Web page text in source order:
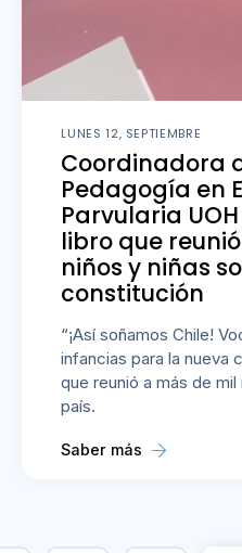
LUNES 12, SEPTIEMBRE
Coordinadora
Pedagogía en
Parvularia
libro que
niños y niñas
constitución
“¡Así soñamos Chile!
infancias para la nueva
que reunió a más de
país.
Saber más